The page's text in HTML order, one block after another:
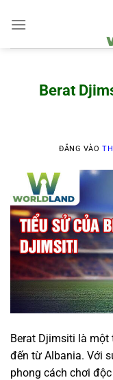
qua
Berat
ĐĂNG VÀO
Berat Djimsiti là
đến từ Albania. Với
phong cách chơi